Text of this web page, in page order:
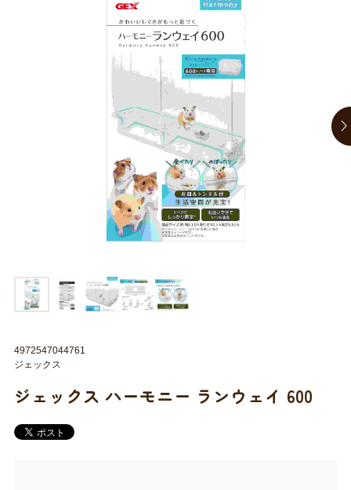
シニアサポート
ジェックス ハーモニー ランウェイ 600
4972547044761
ジェックス